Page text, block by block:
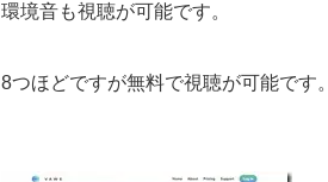
環境音も視聴が可能です。
8つほどですが無料で視聴が可能です。